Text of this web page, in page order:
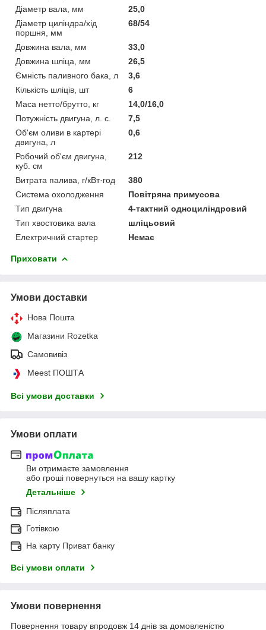
Діаметр вала, мм
25,0
Діаметр циліндра/хід
поршня, мм
68/54
Довжина вала, мм
33,0
Довжина шліца, мм
26,5
Ємність паливного бака, л
3,6
Кількість шліців, шт
6
Маса нетто/брутто, кг
14,0/16,0
Потужність двигуна, л. с.
7,5
Об'єм оливи в картері
двигуна, л
0,6
Робочий об'єм двигуна,
куб. см
212
Витрата палива, г/кВт·год
380
Система охолодження
Повітряна примусова
Тип двигуна
4-тактний одноциліндровий
Тип хвостовика вала
шліцьовий
Електричний стартер
Немає
Приховати
Умови доставки
Нова Пошта
Магазини Rozetka
Самовивіз
Meest ПОШТА
Всі умови доставки
Умови оплати
Ви отримаєте замовлення
або гроші повернуться на вашу картку
Детальніше
Післяплата
Готівкою
На карту Приват банку
Всі умови оплати
Умови повернення
Повернення товару впродовж 14 днів за домовленістю